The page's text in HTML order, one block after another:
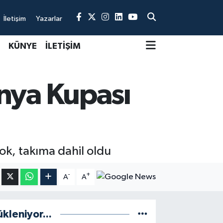
İletişim Yazarlar
KÜNYE İLETİŞİM
Kupası
takıma dahil oldu
A- A+